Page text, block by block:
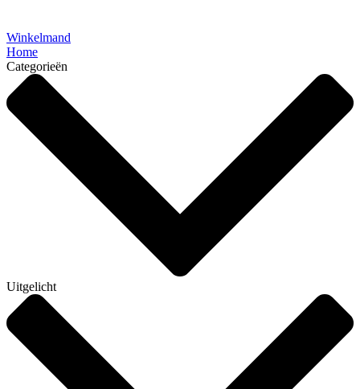
Winkelmand
Home
Categorieën
Uitgelicht